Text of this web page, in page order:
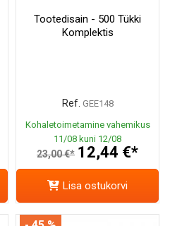
Tootedisain - 500 Tükki
Komplektis
Ref. GEE148
Kohaletoimetamine vahemikus
11/08 kuni 12/08
23,00 €* 12,44 €*
Lisa ostukorvi